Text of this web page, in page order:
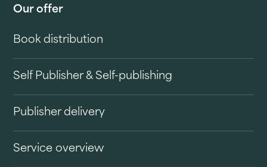
Our offer
Book distribution
Self Publisher & Self-publishing
Publisher delivery
Service overview